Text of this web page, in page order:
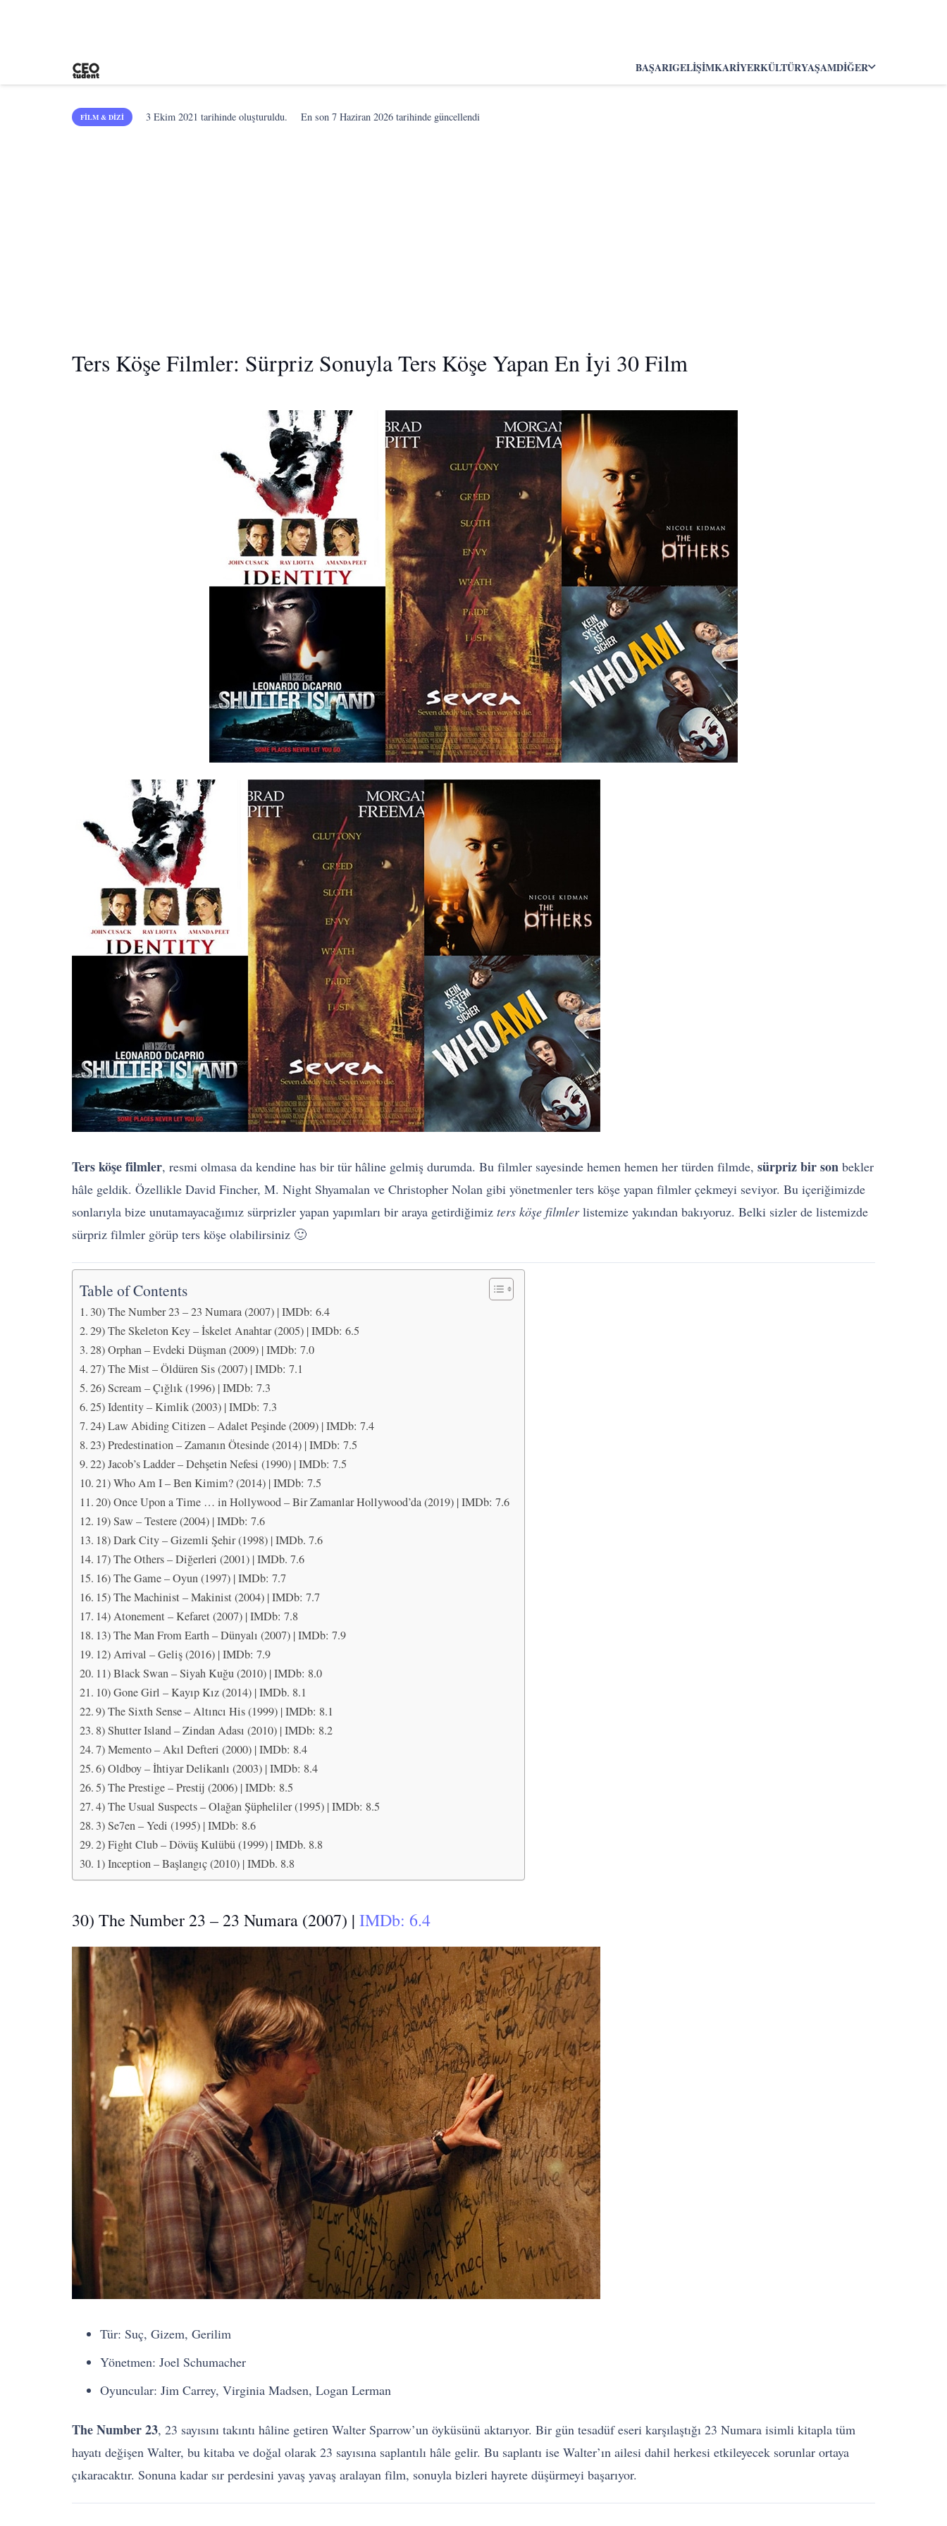
BAŞARIGELIŞIMKARIYERKÜLTÜRYAŞAMDIĞER
FILM & DIZI 3 Ekim 2021 tarihinde oluşturuldu. En son7 Haziran 2026 tarihinde güncellendi
Ters Köşe Filmler: Sürpriz Sonuyla Ters Köşe Yapan En İyi 30 Film
Ters köşe filmler, resmi olmasa da kendine has bir tür hâline gelmiş durumda. Bu filmler sayesinde hemen hemen her türden filmde, sürpriz bir son bekler
hâle geldik. Özellikle David Fincher, M. Night Shyamalan ve Christopher Nolan gibi yönetmenler ters köşe yapan filmler çekmeyi seviyor. Bu içeriğimizde
sonlarıyla bize unutamayacağımız sürprizler yapan yapımları bir araya getirdiğimiz ters köşe filmlerlistemize yakından bakıyoruz. Belki sizler de listemizde
sürpriz filmler görüp ters köşe olabilirsiniz 🙂
Table of Contents
30) The Number 23 – 23 Numara (2007) | IMDb: 6.4
29) The Skeleton Key – İskelet Anahtar (2005) | IMDb: 6.5
28) Orphan – Evdeki Düşman (2009) | IMDb: 7.0
27) The Mist – Öldüren Sis (2007) | IMDb: 7.1
26) Scream – Çığlık (1996) | IMDb: 7.3
25) Identity – Kimlik (2003) | IMDb: 7.3
24) Law Abiding Citizen – Adalet Peşinde (2009) | IMDb: 7.4
23) Predestination – Zamanın Ötesinde (2014) | IMDb: 7.5
22) Jacob’s Ladder – Dehşetin Nefesi (1990) | IMDb: 7.5
21) Who Am I – Ben Kimim? (2014) | IMDb: 7.5
20) Once Upon a Time … in Hollywood – Bir Zamanlar Hollywood’da (2019) | IMDb: 7.6
19) Saw – Testere (2004) | IMDb: 7.6
18) Dark City – Gizemli Şehir (1998) | IMDb. 7.6
17) The Others – Diğerleri (2001) | IMDb. 7.6
16) The Game – Oyun (1997) | IMDb: 7.7
15) The Machinist – Makinist (2004) | IMDb: 7.7
14) Atonement – Kefaret (2007) | IMDb: 7.8
13) The Man From Earth – Dünyalı (2007) | IMDb: 7.9
12) Arrival – Geliş (2016) | IMDb: 7.9
11) Black Swan – Siyah Kuğu (2010) | IMDb: 8.0
10) Gone Girl – Kayıp Kız (2014) | IMDb. 8.1
9) The Sixth Sense – Altıncı His (1999) | IMDb: 8.1
8) Shutter Island – Zindan Adası (2010) | IMDb: 8.2
7) Memento – Akıl Defteri (2000) | IMDb: 8.4
6) Oldboy – İhtiyar Delikanlı (2003) | IMDb: 8.4
5) The Prestige – Prestij (2006) | IMDb: 8.5
4) The Usual Suspects – Olağan Şüpheliler (1995) | IMDb: 8.5
3) Se7en – Yedi (1995) | IMDb: 8.6
2) Fight Club – Dövüş Kulübü (1999) | IMDb. 8.8
1) Inception – Başlangıç (2010) | IMDb. 8.8
30) The Number 23 – 23 Numara (2007) | IMDb: 6.4
Tür: Suç, Gizem, Gerilim
Yönetmen: Joel Schumacher
Oyuncular: Jim Carrey, Virginia Madsen, Logan Lerman
The Number 23, 23 sayısını takıntı hâline getiren Walter Sparrow’un öyküsünü aktarıyor. Bir gün tesadüf eseri karşılaştığı 23 Numara isimli kitapla tüm
hayatı değişen Walter, bu kitaba ve doğal olarak 23 sayısına saplantılı hâle gelir. Bu saplantı ise Walter’ın ailesi dahil herkesi etkileyecek sorunlar ortaya
çıkaracaktır. Sonuna kadar sır perdesini yavaş yavaş aralayan film, sonuyla bizleri hayrete düşürmeyi başarıyor.